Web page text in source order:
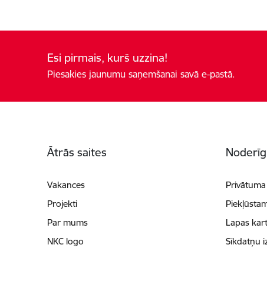
Esi pirmais, kurš uzzina!
Piesakies jaunumu saņemšanai savā e-pastā.
Ātrās saites
Vakances
Projekti
Par mums
NKC logo
Lapas
Sīkdatņu